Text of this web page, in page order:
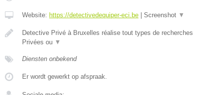
Website: https://detectivedequiper-eci.be | Screenshot ▼
Detective Privé à Bruxelles réalise tout types de recherches
Privées ou ▼
Diensten onbekend
Er wordt gewerkt op afspraak.